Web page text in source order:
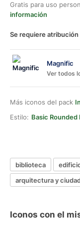
Gratis para uso
información
Se requiere atribución
Magnific
Ver todos
Más iconos del pack
Estilo: Basic Rounded
biblioteca
arquitectura y
Iconos con el